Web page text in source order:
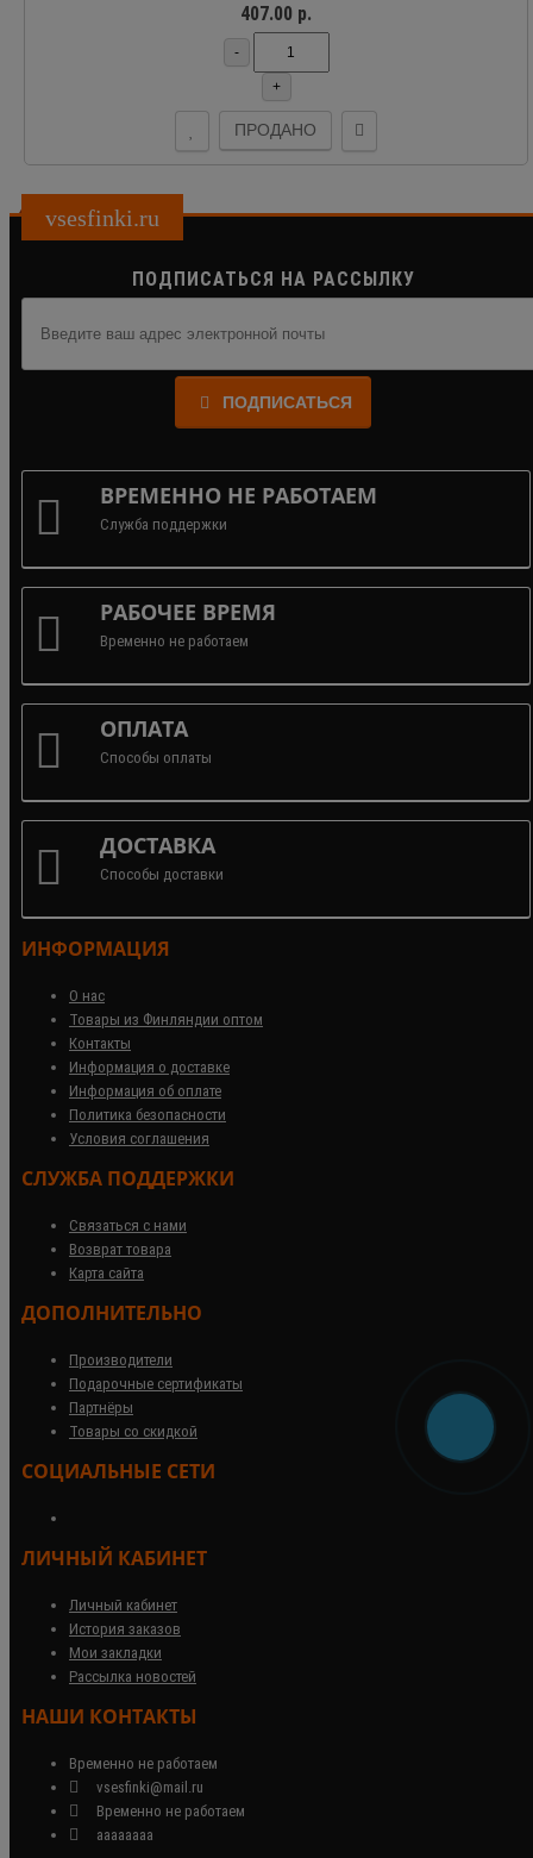
407.00 р.
-
+
ПРОДАНО
vsesfinki.ru
ПОДПИСАТЬСЯ НА РАССЫЛКУ
ПОДПИСАТЬСЯ
ВРЕМЕННО НЕ РАБОТАЕМ
Служба поддержки
РАБОЧЕЕ ВРЕМЯ
Временно не работаем
ОПЛАТА
Способы оплаты
ДОСТАВКА
Способы доставки
ИНФОРМАЦИЯ
О нас
Товары из Финляндии оптом
Контакты
Информация о доставке
Информация об оплате
Политика безопасности
Условия соглашения
СЛУЖБА ПОДДЕРЖКИ
Связаться с нами
Возврат товара
Карта сайта
ДОПОЛНИТЕЛЬНО
Производители
Подарочные сертификаты
Партнёры
Товары со скидкой
СОЦИАЛЬНЫЕ СЕТИ
ЛИЧНЫЙ КАБИНЕТ
Личный кабинет
История заказов
Мои закладки
Рассылка новостей
НАШИ КОНТАКТЫ
Временно не работаем
vsesfinki@mail.ru
Временно не работаем
аааааааа